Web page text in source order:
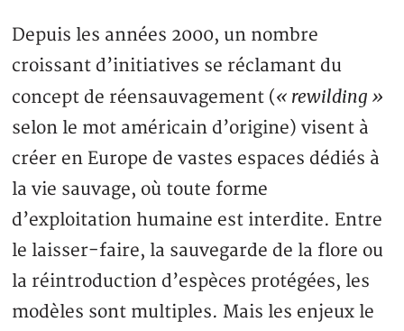
Depuis les années 2000, un nombre
croissant d’initiatives se réclamant du
concept de réensauvagement (« rewilding »
selon le mot américain d’origine) visent à
créer en Europe de vastes espaces dédiés à
la vie sauvage, où toute forme
d’exploitation humaine est interdite. Entre
le laisser-faire, la sauvegarde de la flore ou
la réintroduction d’espèces protégées, les
modèles sont multiples. Mais les enjeux le